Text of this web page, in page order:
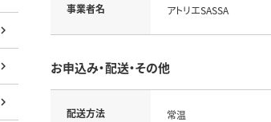
事業者名 アトリエSASSA
お申込み・配送・その他
配送方法 常温